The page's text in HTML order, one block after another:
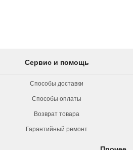
Сервис и помощь
Способы доставки
Способы оплаты
Возврат товара
Гарантийный ремонт